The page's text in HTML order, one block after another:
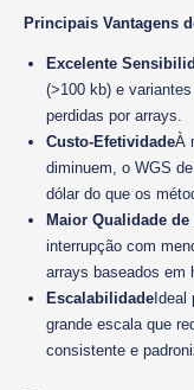
Principais Vantagens
Excelente
(>100 kb) e
perdidas por arrays.
Custo-EfetividadeÀ
diminuem, o WGS
dólar do que os
Maior Qualidade de
interrupção com
arrays baseados em
Escalabilidade
grande escala que
consistente e